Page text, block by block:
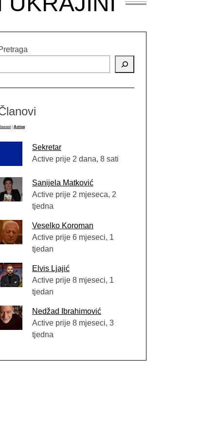
Active
Sekretar
Active prije 2 dana, 8 sati
Sanijela Matković
Active prije 2 mjeseca, 2
tjedna
Veselko Koroman
Active prije 6 mjeseci, 1
tjedan
Elvis Ljajić
Active prije 8 mjeseci, 1
tjedan
Nedžad Ibrahimović
Active prije 8 mjeseci, 3
tjedna